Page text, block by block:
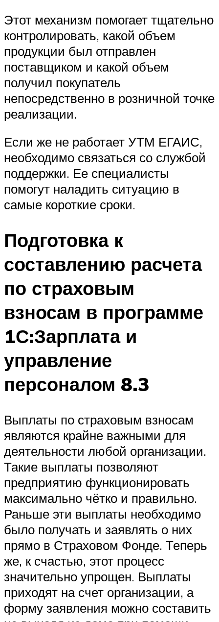
Этот механизм помогает тщательно
контролировать, какой объем
продукции был отправлен
поставщиком и какой объем
получил покупатель
непосредственно в розничной точке
реализации.
Если же не работает УТМ ЕГАИС,
необходимо связаться со службой
поддержки. Ее специалисты
помогут наладить ситуацию в
самые короткие сроки.
Подготовка к
составлению расчета
по страховым
взносам в программе
1С:Зарплата и
управление
персоналом 8.3
Выплаты по страховым взносам
являются крайне важными для
деятельности любой организации.
Такие выплаты позволяют
предприятию функционировать
максимально чётко и правильно.
Раньше эти выплаты необходимо
было получать и заявлять о них
прямо в Страховом Фонде. Теперь
же, к счастью, этот процесс
значительно упрощен. Выплаты
приходят на счет организации, а
форму заявления можно составить